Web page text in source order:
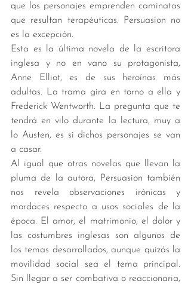
que los personajes emprenden caminatas
que resultan terapéuticas. Persuasion no
es la excepción.
Esta es la última novela de la escritora
inglesa y no en vano su protagonista,
Anne Elliot, es de sus heroínas más
adultas. La trama gira en torno a ella y
Frederick Wentworth. La pregunta que te
tendrá en vilo durante la lectura, muy a
lo Austen, es si dichos personajes se van
a casar.
Al igual que otras novelas que llevan la
pluma de la autora, Persuasion también
nos revela observaciones irónicas y
mordaces respecto a usos sociales de la
época. El amor, el matrimonio, el dolor y
las costumbres inglesas son algunos de
los temas desarrollados, aunque quizás la
movilidad social sea el tema principal.
Sin llegar a ser combativa o reaccionaria,